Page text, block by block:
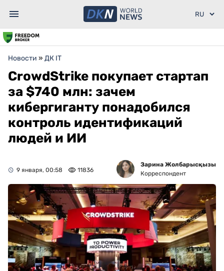
Новости » ДК IT
CrowdStrike покупает стартап
за $740 млн: зачем
кибергиганту понадобился
контроль идентификаций
людей и ИИ
9 января, 00:58 11836
Зарина Жолбарысқызы
Корреспондент